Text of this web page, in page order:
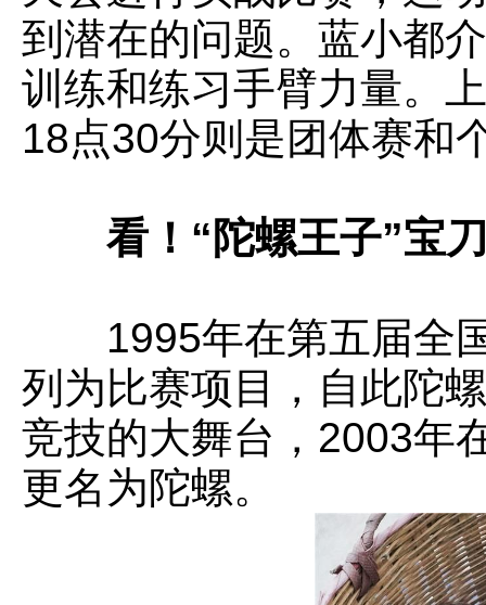
到潜在的问题。蓝小都
训练和练习手臂力量。
18点30分则是团体赛和
看！“陀螺王子”宝
1995年在第五届全国
列为比赛项目，自此陀
竞技的大舞台，2003年
更名为陀螺。